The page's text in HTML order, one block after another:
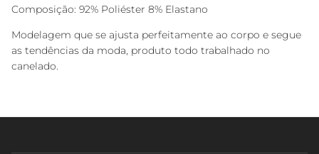
Composição: 92% Poliéster 8% Elastano
Modelagem que se ajusta perfeitamente ao corpo e segue
as tendências da moda, produto todo trabalhado no
canelado.